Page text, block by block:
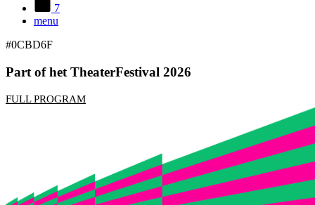
7
menu
#0CBD6F
Part of het TheaterFestival 2026
FULL PROGRAM